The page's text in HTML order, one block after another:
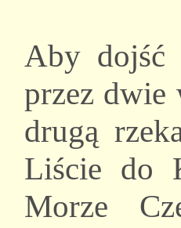
Aby dojść
przez dwie
drugą
Liście do
Morze